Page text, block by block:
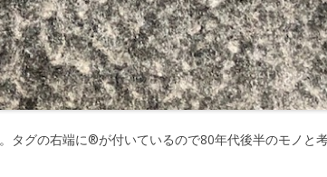
タグの右端に®️が付いているので80年代後半のモノと